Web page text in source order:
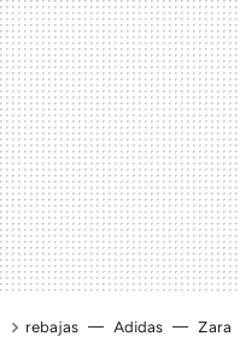
rebajas Adidas Zara